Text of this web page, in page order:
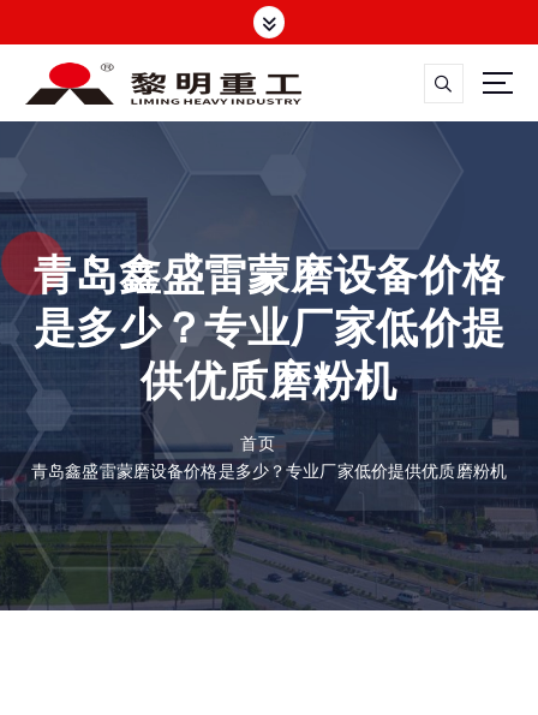
转
容 大修渣磨粉机，矿渣立磨
青岛鑫盛雷蒙磨设备价格
是多少？专业厂家低价提
供优质磨粉机
首页
青岛鑫盛雷蒙磨设备价格是多少？专业厂家低价提供优质磨粉机